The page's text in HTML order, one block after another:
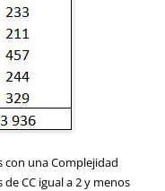
con una Complejidad
CC igual a 2 y menos